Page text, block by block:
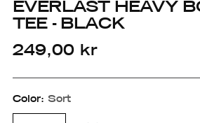
EVERLAST HEAVY
TEE - BLACK
Regular
249,00 kr
Color: Sort